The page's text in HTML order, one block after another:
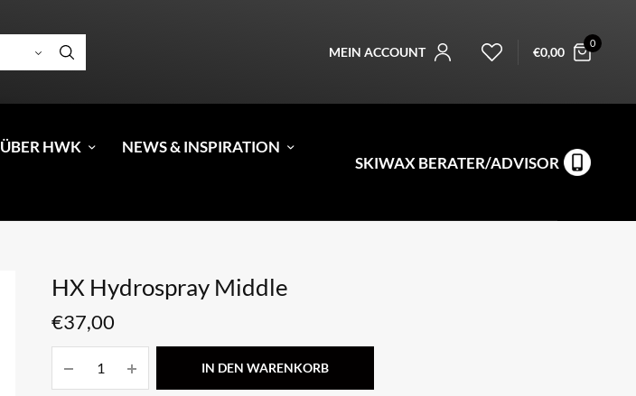
MEIN ACCOUNT €0,00
0
ÜBER HWK
NEWS & INSPIRATION
SKIWAX BERATER/ADVISOR
HX Hydrospray Middle
€37,00
IN DEN WARENKORB